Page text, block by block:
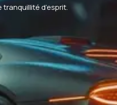
d’esprit.